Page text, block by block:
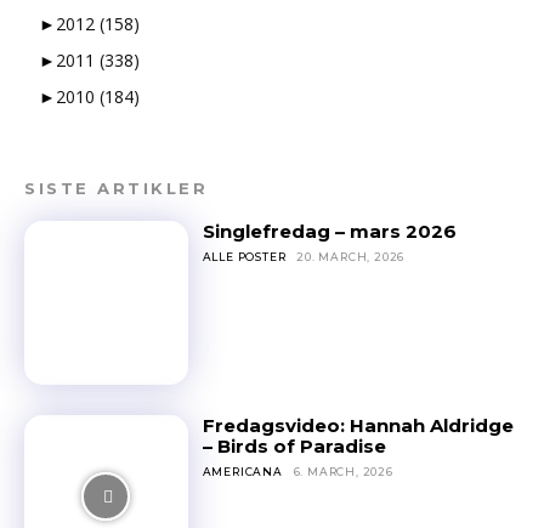
► 2012 (158)
► 2011 (338)
► 2010 (184)
SISTE ARTIKLER
Singlefredag – mars 2026
ALLE POSTER 20. MARCH, 2026
Fredagsvideo: Hannah Aldridge
– Birds of Paradise
AMERICANA 6. MARCH, 2026